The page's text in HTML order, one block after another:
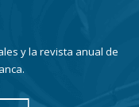
y la revista anual de